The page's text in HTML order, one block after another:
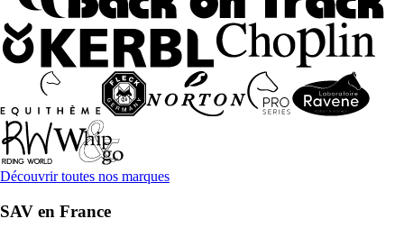
Découvrir toutes nos marques
SAV en France